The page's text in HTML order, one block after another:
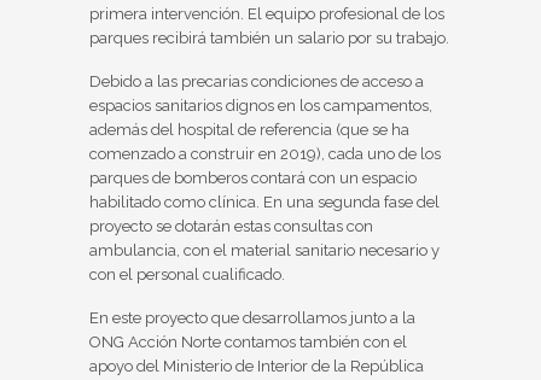
primera intervención. El equipo profesional de los
parques recibirá también un salario por su trabajo.
Debido a las precarias condiciones de acceso a
espacios sanitarios dignos en los campamentos,
además del hospital de referencia (que se ha
comenzado a construir en 2019), cada uno de los
parques de bomberos contará con un espacio
habilitado como clínica. En una segunda fase del
proyecto se dotarán estas consultas con
ambulancia, con el material sanitario necesario y
con el personal cualificado.
En este proyecto que desarrollamos junto a la
ONG Acción Norte contamos también con el
apoyo del Ministerio de Interior de la República